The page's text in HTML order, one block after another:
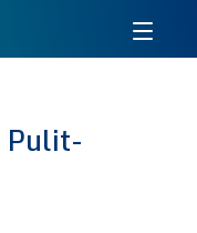
Pulit-